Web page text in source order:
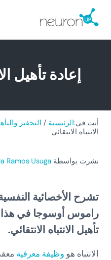
إعادة تأهيل
أنت في:الرئيسية / التحفيز
الانتباه الانتقائي
نشرت بواسطة Ramos Usuga
تشرح الأخصائية النفسية
راموس أوسوجا في هذا
تأهيل الانتباه الانتقائي.
الانتباه هو وظيفة معرفية